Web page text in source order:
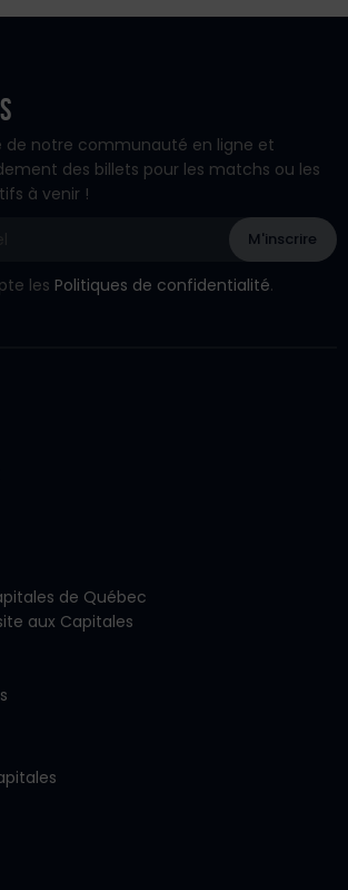
de notre communauté en ligne et
des billets pour les matchs ou les
à venir !
les Politiques de confidentialité.
de Québec
aux Capitales